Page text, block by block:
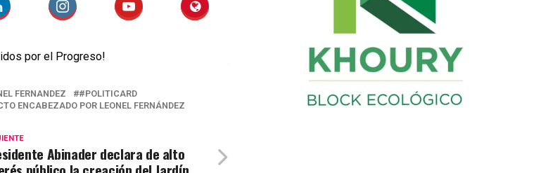
FERNANDEZ
#POLITICARD
ENCABEZADO POR LEONEL FERNÁNDEZ
Abinader declara de alto